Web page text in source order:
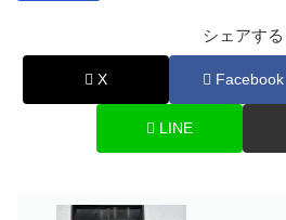
シェアする
X Facebook
LINE